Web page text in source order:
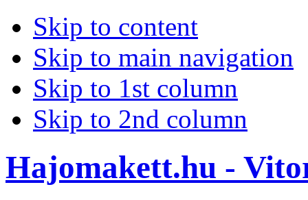
Skip to content
Skip to main navigation
Skip to 1st column
Skip to 2nd column
Hajomakett.hu -